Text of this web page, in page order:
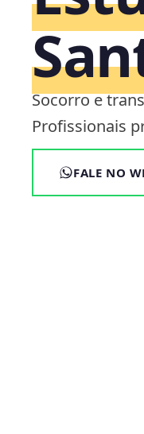
Socorro e
Profissionais
FALE NO